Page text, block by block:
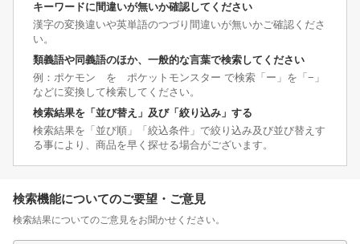
キーワードに間違いが無いか確認してください
漢字の変換違いや英単語のつづり間違いが無いかご確認くださ
い。
類義語や同義語のほか、一般的な言葉で検索してください
例：ポケモン を ポケットモンスター で検索「ー」を「−」
などに変換して検索してください。
検索結果を「並び替え」及び「絞り込み」する
検索結果を「並び順」「絞込条件」で絞り込み及び並び替えす
る事により、商品を早く探せる場合がございます。
検索機能についてのご要望・ご意見
検索結果についてのご意見をお聞かせください。